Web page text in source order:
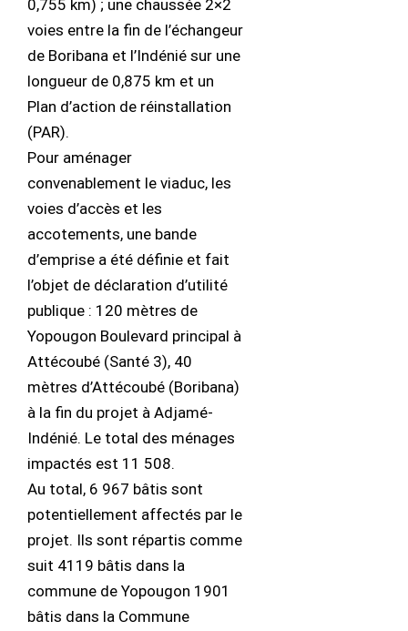
0,755 km) ; une chaussée 2×2
voies entre la fin de l’échangeur
de Boribana et l’Indénié sur une
longueur de 0,875 km et un
Plan d’action de réinstallation
(PAR).
Pour aménager
convenablement le viaduc, les
voies d’accès et les
accotements, une bande
d’emprise a été définie et fait
l’objet de déclaration d’utilité
publique : 120 mètres de
Yopougon Boulevard principal à
Attécoubé (Santé 3), 40
mètres d’Attécoubé (Boribana)
à la fin du projet à Adjamé-
Indénié. Le total des ménages
impactés est 11 508.
Au total, 6 967 bâtis sont
potentiellement affectés par le
projet. Ils sont répartis comme
suit 4119 bâtis dans la
commune de Yopougon 1901
bâtis dans la Commune